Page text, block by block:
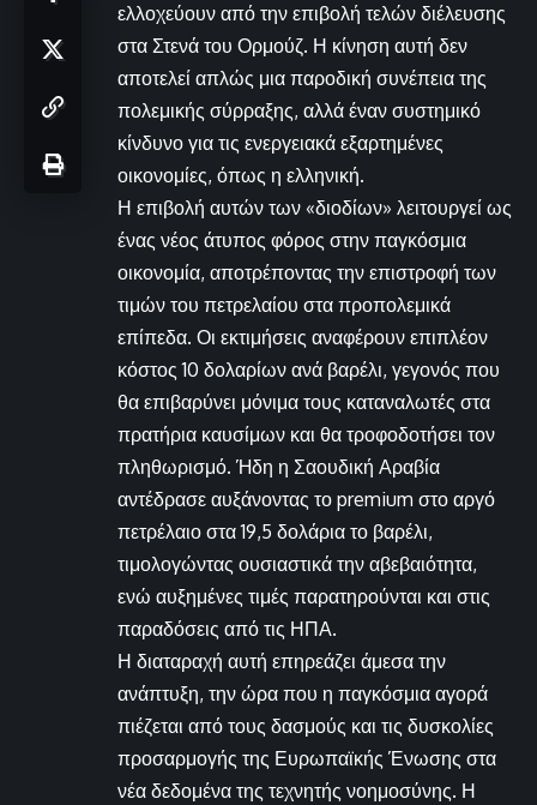
ελλοχεύουν από την επιβολή τελών διέλευσης
στα Στενά του Ορμούζ. Η κίνηση αυτή δεν
αποτελεί απλώς μια παροδική συνέπεια της
πολεμικής σύρραξης, αλλά έναν συστημικό
κίνδυνο για τις ενεργειακά εξαρτημένες
οικονομίες, όπως η ελληνική.
Η επιβολή αυτών των «διοδίων» λειτουργεί ως
ένας νέος άτυπος φόρος στην παγκόσμια
οικονομία, αποτρέποντας την επιστροφή των
τιμών του πετρελαίου στα προπολεμικά
επίπεδα. Οι εκτιμήσεις αναφέρουν επιπλέον
κόστος 10 δολαρίων ανά βαρέλι, γεγονός που
θα επιβαρύνει μόνιμα τους καταναλωτές στα
πρατήρια καυσίμων και θα τροφοδοτήσει τον
πληθωρισμό. Ήδη η Σαουδική Αραβία
αντέδρασε αυξάνοντας το premium στο αργό
πετρέλαιο στα 19,5 δολάρια το βαρέλι,
τιμολογώντας ουσιαστικά την αβεβαιότητα,
ενώ αυξημένες τιμές παρατηρούνται και στις
παραδόσεις από τις ΗΠΑ.
Η διαταραχή αυτή επηρεάζει άμεσα την
ανάπτυξη, την ώρα που η παγκόσμια αγορά
πιέζεται από τους δασμούς και τις δυσκολίες
προσαρμογής της Ευρωπαϊκής Ένωσης στα
νέα δεδομένα της τεχνητής νοημοσύνης. Η